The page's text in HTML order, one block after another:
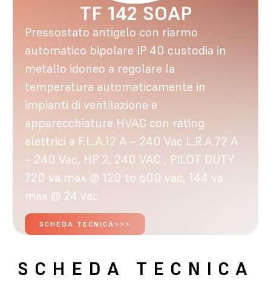
TF 142 SOAP
Pressostato antigelo con riarmo
automatico bipolare IP 40 custodia in
metallo idoneo a regolare la
temperatura automaticamente in
impianti di ventilazione e
apparecchiature HVAC con rating
elettrici a F.L.A.12 A – 240 Vac L.R.A.72 A
– 240 Vac, HP 2, 240 VAC , PILOT DUTY
720 va max @ 120 to 600 vac, 144 va
max @ 24 vac
SCHEDA TECNICA>>>
SCHEDA TECNICA